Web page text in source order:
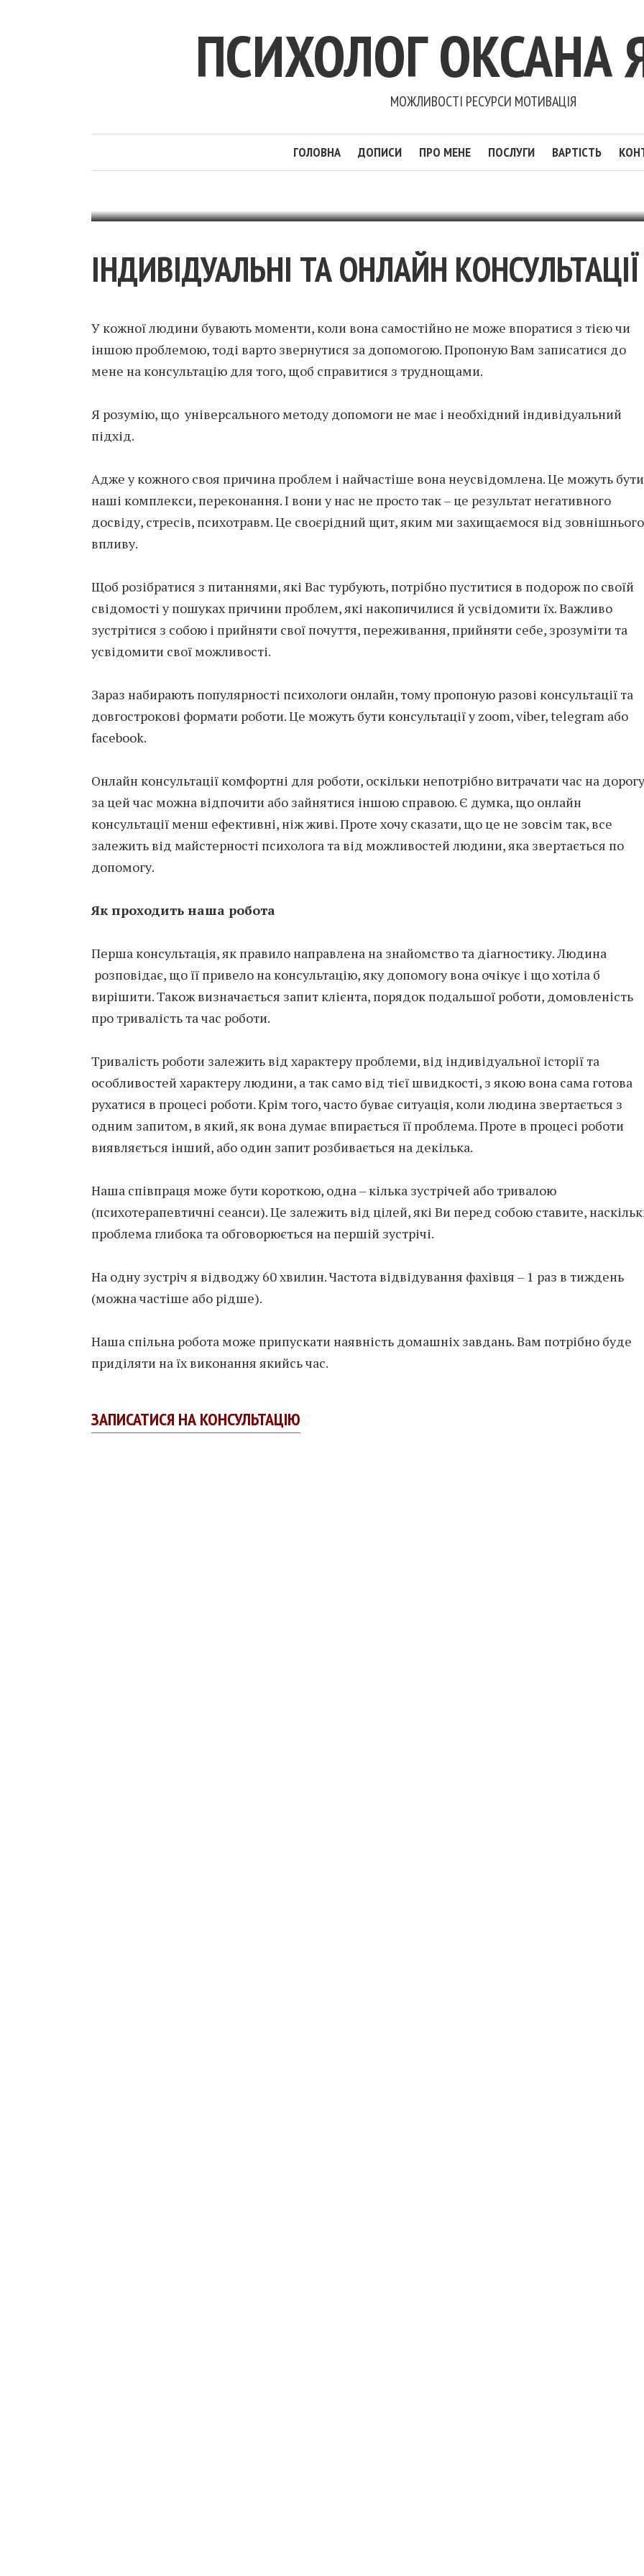
ПСИХОЛОГ ОКСАНА
МОЖЛИВОСТІ РЕСУРСИ МОТИВАЦІЯ
ГОЛОВНА ДОПИСИ ПРО МЕНЕ ПОСЛУГИ ВАРТІСТЬ
ІНДИВІДУАЛЬНІ ТА ОНЛАЙН КОНСУЛЬТАЦІЇ
У кожної людини бувають моменти, коли вона самостійно не може впоратися з тією чи
іншою проблемою, тоді варто звернутися за допомогою. Пропоную Вам записатися до
мене на консультацію для того, щоб справитися з труднощами.
Я розумію, що універсального методу допомоги не має і необхідний індивідуальний
підхід.
Адже у кожного своя причина проблем і найчастіше вона неусвідомлена. Це можуть бути
наші комплекси, переконання. І вони у нас не просто так – це результат негативного
досвіду, стресів, психотравм. Це своєрідний щит, яким ми захищаємося від зовнішнього
впливу.
Щоб розібратися з питаннями, які Вас турбують, потрібно пуститися в подорож по своїй
свідомості у пошуках причини проблем, які накопичилися й усвідомити їх. Важливо
зустрітися з собою і прийняти свої почуття, переживання, прийняти себе, зрозуміти та
усвідомити свої можливості.
Зараз набирають популярності психологи онлайн, тому пропоную разові консультації та
довгострокові формати роботи. Це можуть бути консультації у zoom, viber, telegram або
facebook.
Онлайн консультації комфортні для роботи, оскільки непотрібно витрачати час на
за цей час можна відпочити або зайнятися іншою справою. Є думка, що онлайн
консультації менш ефективні, ніж живі. Проте хочу сказати, що це не зовсім так, все
залежить від майстерності психолога та від можливостей людини, яка звертається по
допомогу.
Як проходить наша робота
Перша консультація, як правило направлена на знайомство та діагностику. Людина
розповідає, що її привело на консультацію, яку допомогу вона очікує і що хотіла б
вирішити. Також визначається запит клієнта, порядок подальшої роботи, домовленість
про тривалість та час роботи.
Тривалість роботи залежить від характеру проблеми, від індивідуальної історії та
особливостей характеру людини, а так само від тієї швидкості, з якою вона сама готова
рухатися в процесі роботи. Крім того, часто буває ситуація, коли людина звертається з
одним запитом, в який, як вона думає впирається її проблема. Проте в процесі роботи
виявляється інший, або один запит розбивається на декілька.
Наша співпраця може бути короткою, одна – кілька зустрічей або тривалою
(психотерапевтичні сеанси). Це залежить від цілей, які Ви перед собою ставите,
проблема глибока та обговорюється на першій зустрічі.
На одну зустріч я відводжу 60 хвилин. Частота відвідування фахівця – 1 раз в тиждень
(можна частіше або рідше).
Наша спільна робота може припускати наявність домашніх завдань. Вам потрібно буде
приділяти на їх виконання якийсь час.
ЗАПИСАТИСЯ НА КОНСУЛЬТАЦІЮ